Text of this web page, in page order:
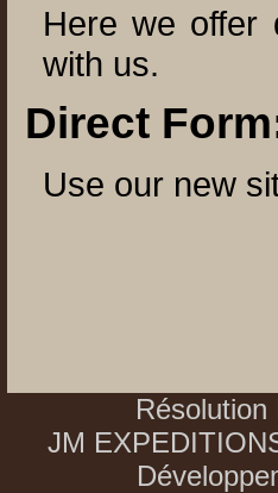
Here we offer
with us.
Direct
Use our new
Résolution
JM